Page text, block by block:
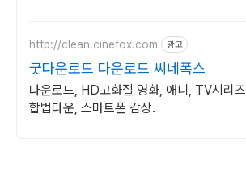
http://clean.cinefox.com 광고
굿다운로드 다운로드 씨네폭스
다운로드, HD고화질 영화, 애니, TV시리즈
합법다운, 스마트폰 감상.